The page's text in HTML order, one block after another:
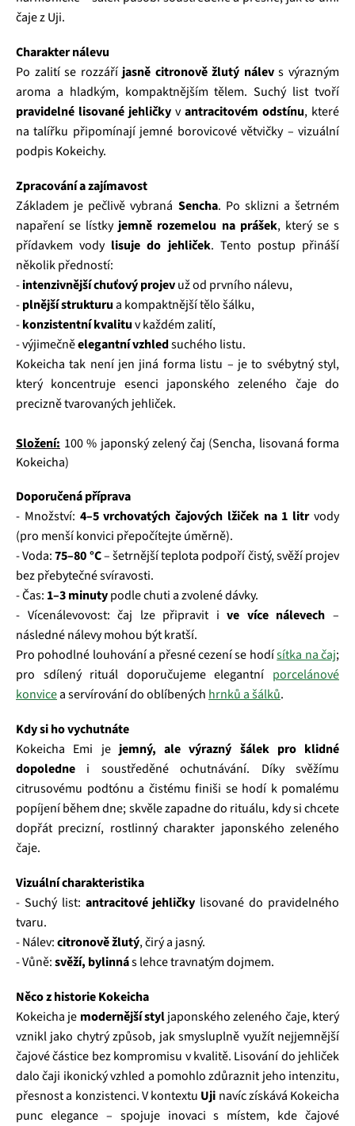
čaje z Uji.
Charakter nálevu
Po zalití se rozzáří jasně citronově žlutý nálevs výrazným
aroma a hladkým, kompaktnějším tělem. Suchý list tvoří
pravidelné lisované jehličky vantracitovém odstínu, které
na talířku připomínají jemné borovicové větvičky – vizuální
podpis Kokeichy.
Zpracování a zajímavost
Základem je pečlivě vybraná Sencha. Po sklizni a šetrném
napaření se lístky jemně rozemelou na prášek, který se s
přídavkem vody lisuje do jehliček. Tento postup přináší
několik předností:
-intenzivnější chuťový projevuž od prvního nálevu,
-plnější strukturua kompaktnější tělo šálku,
-konzistentní kvalituv každém zalití,
- výjimečněelegantní vzhledsuchého listu.
Kokeicha tak není jen jiná forma listu – je to svébytný styl,
který koncentruje esenci japonského zeleného čaje do
precizně tvarovaných jehliček.
Složení: 100 % japonský zelený čaj (Sencha, lisovaná forma
Kokeicha)
Doporučená příprava
- Množství: 4–5 vrchovatých čajových lžiček na 1 litrvody
(pro menší konvici přepočítejte úměrně).
- Voda:75–80 °C– šetrnější teplota podpoří čistý, svěží projev
bez přebytečné svíravosti.
- Čas: 1–3 minutypodle chuti a zvolené dávky.
- Vícenálevovost: čaj lze připravit ive více nálevech –
následné nálevy mohou být kratší.
Pro pohodlné louhování a přesné cezení se hodísítka na čaj;
pro sdílený rituál doporučujeme elegantní porcelánové
konvicea servírování do oblíbených hrnků a šálků.
Kdy si ho vychutnáte
Kokeicha Emi je jemný, ale výrazný šálek pro klidné
dopoledne i soustředěné ochutnávání. Díky svěžímu
citrusovému podtónu a čistému finiši se hodí k pomalému
popíjení během dne; skvěle zapadne do rituálu, kdy si chcete
dopřát precizní, rostlinný charakter japonského zeleného
čaje.
Vizuální charakteristika
- Suchý list: antracitové jehličky lisované do pravidelného
tvaru.
- Nálev:citronově žlutý, čirý a jasný.
- Vůně:svěží, bylinnás lehce travnatým dojmem.
Něco z historie Kokeicha
Kokeicha je modernější styljaponského zeleného čaje, který
vznikl jako chytrý způsob, jak smysluplně využít nejjemnější
čajové částice bez kompromisu v kvalitě. Lisování do jehliček
dalo čaji ikonický vzhled a pomohlo zdůraznit jeho intenzitu,
přesnost a konzistenci. V kontextu Uji navíc získává Kokeicha
punc elegance – spojuje inovaci s místem, kde čajové